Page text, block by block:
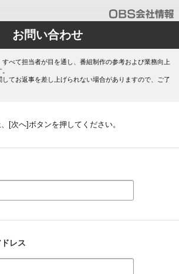
お問い合わせ
べて担当者が目を通し、番組制作の参考および業務向上
てお返事を差し上げられない場合がありますので、ご了
[次へ]ボタンを押してください。
レス